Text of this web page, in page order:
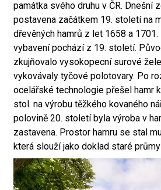
památka svého druhu v ČR. Dnešní
postavena začátkem 19. století na
dřevěných hamrů z let 1658 a
vybavení pochází z 19. století.
zkujňovalo vysokopecní surové
vykovávaly tyčové polotovary. Po
ocelářské technologie přešel hamr
stol. na výrobu těžkého kovaného
polovině 20. století byla výroba v
zastavena. Prostor hamru se stal
která slouží jako doklad staré